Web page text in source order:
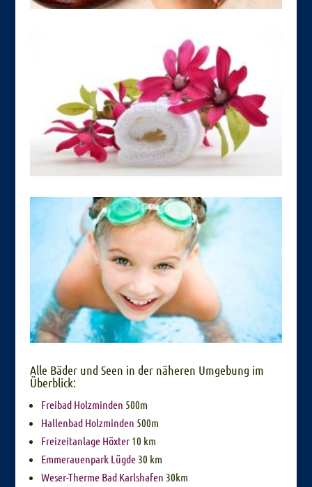
Alle Bäder und Seen in der näheren Umgebung im
Überblick:
Freibad Holzminden 500m
Hallenbad Holzminden 500m
Freizeitanlage Höxter10 km
Emmerauenpark Lügde30 km
Weser-Therme Bad Karlshafen 30km